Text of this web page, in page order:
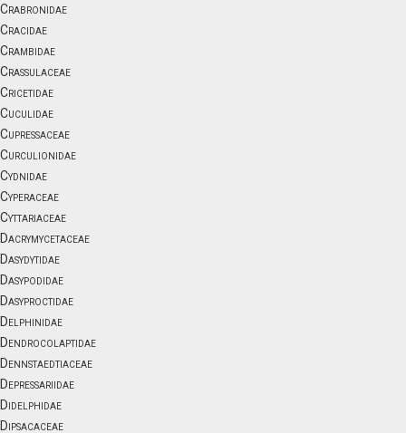
Crabronidae
Cracidae
Crambidae
Crassulaceae
Cricetidae
Cuculidae
Cupressaceae
Curculionidae
Cydnidae
Cyperaceae
Cyttariaceae
Dacrymycetaceae
Dasydytidae
Dasypodidae
Dasyproctidae
Delphinidae
Dendrocolaptidae
Dennstaedtiaceae
Depressariidae
Didelphidae
Dipsacaceae